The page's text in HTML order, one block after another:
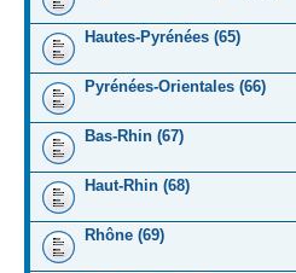
Hautes-Pyrénées (65)
Pyrénées-Orientales (66)
Bas-Rhin (67)
Haut-Rhin (68)
Rhône (69)